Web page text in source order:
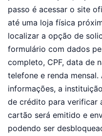
passo é acessar o site
até uma loja física
localizar a opção de
formulário com dados
completo, CPF, data de
telefone e renda
informações, a
de crédito para verificar
cartão será emitido e
podendo ser